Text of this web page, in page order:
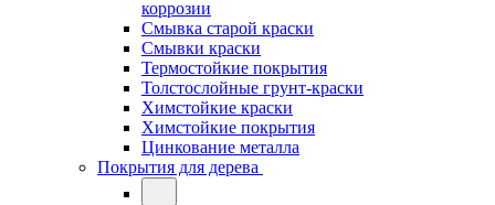
коррозии
Смывка старой краски
Смывки краски
Термостойкие покрытия
Толстослойные грунт-краски
Химстойкие краски
Химстойкие покрытия
Цинкование металла
Покрытия для дерева